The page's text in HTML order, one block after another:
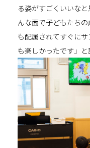
る姿がすごくいいな
んな面で子どもたち
も配属されてすぐに
も楽しかったです」と